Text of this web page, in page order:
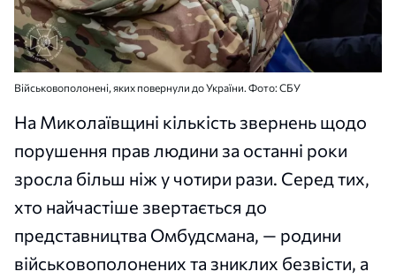
Військовополонені, яких повернули до України. Фото: СБУ
На Миколаївщині кількість звернень щодо
порушення прав людини за останні роки
зросла більш ніж у чотири рази. Серед тих,
хто найчастіше звертається до
представництва Омбудсмана, — родини
військовополонених та зниклих безвісти, а